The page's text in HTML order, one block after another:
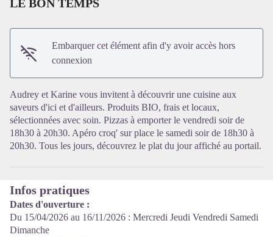
LE BON TEMPS
Embarquer cet élément afin d'y avoir accès hors
connexion
Audrey et Karine vous invitent à découvrir une cuisine aux
saveurs d'ici et d'ailleurs. Produits BIO, frais et locaux,
sélectionnées avec soin. Pizzas à emporter le vendredi soir de
18h30 à 20h30. Apéro croq' sur place le samedi soir de 18h30 à
20h30. Tous les jours, découvrez le plat du jour affiché au portail.
Infos pratiques
Dates d'ouverture :
Du 15/04/2026 au 16/11/2026 : Mercredi Jeudi Vendredi Samedi
Dimanche